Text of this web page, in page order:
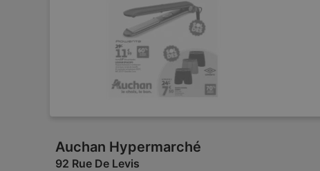
Auchan Hypermarché
92 Rue De Levis